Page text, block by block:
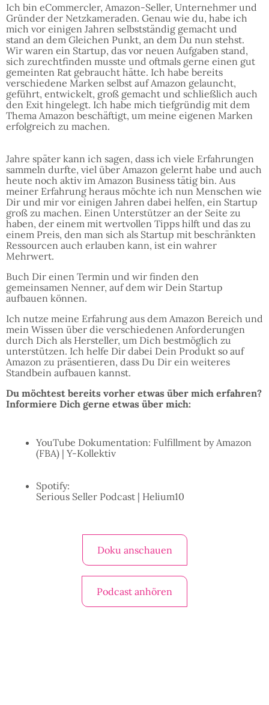
Ich bin eCommercler, Amazon-Seller, Unternehmer und
Gründer der Netzkameraden. Genau wie du, habe ich
mich vor einigen Jahren selbstständig gemacht und
stand an dem Gleichen Punkt, an dem Du nun stehst.
Wir waren ein Startup, das vor neuen Aufgaben stand,
sich zurechtfinden musste und oftmals gerne einen gut
gemeinten Rat gebraucht hätte. Ich habe bereits
verschiedene Marken selbst auf Amazon gelauncht,
geführt, entwickelt, groß gemacht und schließlich auch
den Exit hingelegt. Ich habe mich tiefgründig mit dem
Thema Amazon beschäftigt, um meine eigenen Marken
erfolgreich zu machen.
Jahre später kann ich sagen, dass ich viele Erfahrungen
sammeln durfte, viel über Amazon gelernt habe und auch
heute noch aktiv im Amazon Business tätig bin. Aus
meiner Erfahrung heraus möchte ich nun Menschen wie
Dir und mir vor einigen Jahren dabei helfen, ein Startup
groß zu machen. Einen Unterstützer an der Seite zu
haben, der einem mit wertvollen Tipps hilft und das zu
einem Preis, den man sich als Startup mit beschränkten
Ressourcen auch erlauben kann, ist ein wahrer
Mehrwert.
Buch Dir einen Termin und wir finden den
gemeinsamen Nenner, auf dem wir Dein Startup
aufbauen können.
Ich nutze meine Erfahrung aus dem Amazon Bereich und
mein Wissen über die verschiedenen Anforderungen
durch Dich als Hersteller, um Dich bestmöglich zu
unterstützen. Ich helfe Dir dabei Dein Produkt so auf
Amazon zu präsentieren, dass Du Dir ein weiteres
Standbein aufbauen kannst.
Du möchtest bereits vorher etwas über mich erfahren?
Informiere Dich gerne etwas über mich:
YouTube Dokumentation: Fulfillment by Amazon
(FBA) | Y-Kollektiv
Spotify:
Serious Seller Podcast | Helium10
Doku anschauen
Podcast anhören